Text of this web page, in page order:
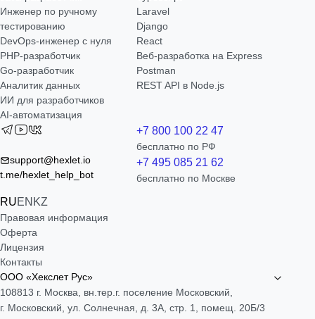
Инженер по ручному
тестированию
DevOps-инженер с нуля
РНР-разработчик
Go-разработчик
Аналитик данных
ИИ для разработчиков
AI-автоматизация
Laravel
Django
React
Веб-разработка на Express
Postman
REST API в Node.js
support@hexlet.io
t.me/hexlet_help_bot
RUEN KZ
+7 800 100 22 47
бесплатно по РФ
+7 495 085 21 62
бесплатно по Москве
Правовая информация
Оферта
Лицензия
Контакты
ООО «Хекслет Рус»
108813 г. Москва, вн.тер.г. поселение Московский,
г. Московский, ул. Солнечная, д. 3А, стр. 1, помещ. 20Б/3